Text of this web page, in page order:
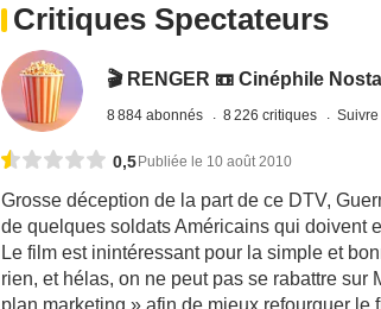
Critiques Spectateurs
🎬 RENGER 📼 Cinéphile
8 884 abonnés 8 226 critiques Suivre
0,5 Publiée le 10 août 2010
Grosse déception de la part de ce DTV,
de quelques soldats Américains qui doivent
Le film est inintéressant pour la simple et
rien, et hélas, on ne peut pas se rabattre